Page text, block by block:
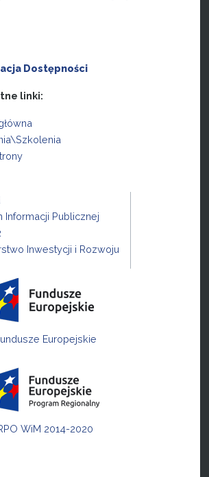
Dostępności
linki:
Informacji Publicznej
Inwestycji i Rozwoju
Europejskie
WiM 2014-2020